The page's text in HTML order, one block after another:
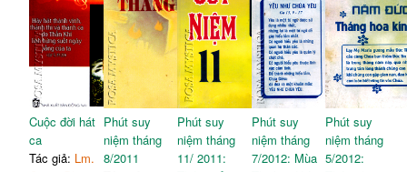
Cuộc đời hát
ca
Tác giả: Lm.
Phút suy
niệm tháng
8/2011
Phút suy
niệm tháng
11/ 2011:
Phút suy
niệm tháng
7/2012: Mùa
Phút suy
niệm tháng
5/2012: